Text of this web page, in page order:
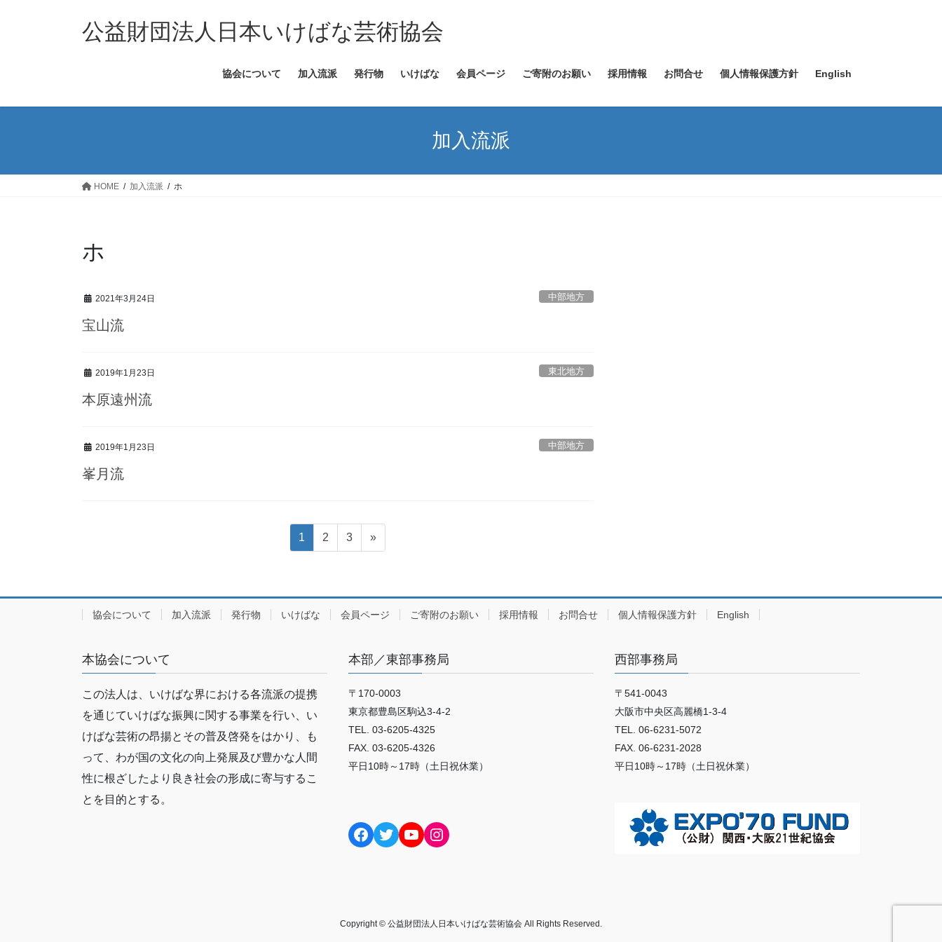
ス
ン
公益財団法人日本いけばな芸術協会
協会について 加入流派 発行物 いけばな 会員ページ ご寄附のお願い 採用情報 お問合せ 個人情報保護方針 English
加入流派
HOME 加入流派 ホ
ホ
2021年3月24日 中部地方
宝山流
2019年1月23日 東北地方
本原遠州流
2019年1月23日 中部地方
峯月流
ビ
ゲ
ー
シ
ョ
ン
固
定
ジ
1
固
定
ジ
2
固
定
ジ
3 »
協会について 加入流派 発行物 いけばな 会員ページ ご寄附のお願い 採用情報 お問合せ 個人情報保護方針 English
本協会について
この法人は、いけばな界における各流派の提携
を通じていけばな振興に関する事業を行い、い
けばな芸術の昂揚とその普及啓発をはかり、も
って、わが国の文化の向上発展及び豊かな人間
性に根ざしたより良き社会の形成に寄与するこ
とを目的とする。
本部／東部事務局
〒170-0003
東京都豊島区駒込3-4-2
TEL. 03-6205-4325
FAX. 03-6205-4326
平日10時～17時（土日祝休業）
Facebook
TwitterYouTubeInstagram
西部事務局
〒541-0043
大阪市中央区高麗橋1-3-4
TEL. 06-6231-5072
FAX. 06-6231-2028
平日10時～17時（土日祝休業）
Copyright © 公益財団法人日本いけばな芸術協会 All Rights Reserved.